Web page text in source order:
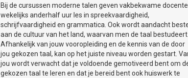
In deze originele schildercursus voor beginners werk je met
olieverf aan één klassiek onderwerp: de appel. Maar we
het anders aan. Eerst leer je de basis van licht, vorm en kleur
middel van de eeuwenoude grisaille-techniek. Daarna geef je
kleur en leven aan je schilderij en tot slot laat je alle regels los
maak je een vrije, abstracte interpretatie van dezelfde appel.
Een toegankelijke en verrassende cursus waarin je zowel
Bij de cursussen moderne talen geven vakbekwame
wekelijks anderhalf uur les in spreekvaardigheid,
schrijfvaardigheid en grammatica. Ook wordt aandacht
aan de cultuur van het land, waarvan men de taal bestudeert.
Afhankelijk van jouw vooropleiding en de kennis van de door
jou gekozen taal, kan op het juiste niveau worden gestart.
jou wordt verwacht dat je voldoende gemotiveerd bent om
gekozen taal te leren en dat je bereid bent ook huiswerk te